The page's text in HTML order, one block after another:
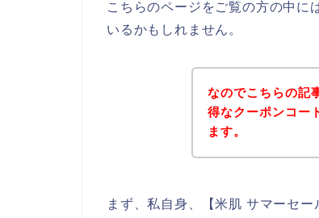
こちらのページをご覧の方の中に
いるかもしれません。
なのでこちらの記
得なクーポンコー
ます。
まず、私自身、【米肌 サマーセ